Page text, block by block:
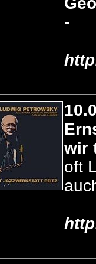
-
wir
oft